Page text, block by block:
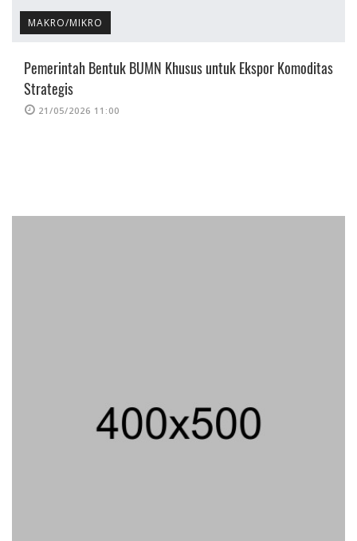
MAKRO/MIKRO
Pemerintah Bentuk BUMN Khusus untuk Ekspor Komoditas
Strategis
21/05/2026 11:00